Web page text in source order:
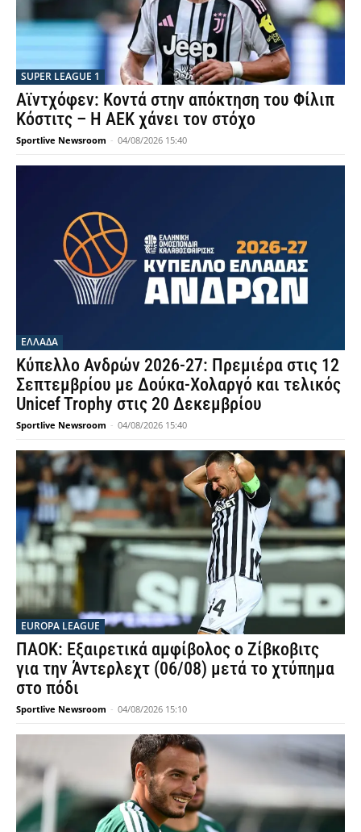
SUPER LEAGUE 1
Αϊντχόφεν: Κοντά στην απόκτηση του Φίλιπ
Κόστιτς – Η ΑΕΚ χάνει τον στόχο
Sportlive Newsroom - 04/08/2026 15:40
ΕΛΛΑΔΑ
Κύπελλο Ανδρών 2026-27: Πρεμιέρα στις 12
Σεπτεμβρίου με Δούκα-Χολαργό και τελικός
Unicef Trophy στις 20 Δεκεμβρίου
Sportlive Newsroom - 04/08/2026 15:40
EUROPA LEAGUE
ΠΑΟΚ: Εξαιρετικά αμφίβολος ο Ζίβκοβιτς
για την Άντερλεχτ (06/08) μετά το χτύπημα
στο πόδι
Sportlive Newsroom - 04/08/2026 15:10